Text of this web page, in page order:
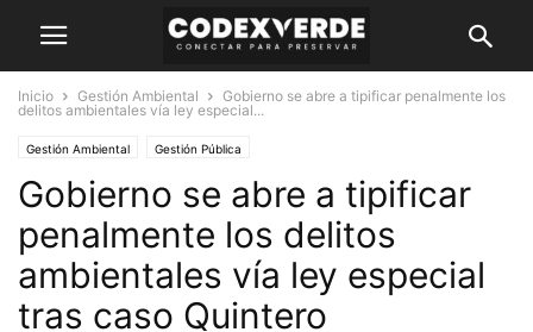
Inicio Gestión Ambiental
Gobierno se abre a tipificar penalmente los
delitos ambientales vía ley especial...
Gestión Ambiental Gestión Pública
Gobierno se abre a tipificar
penalmente los delitos
ambientales vía ley especial
tras caso Quintero